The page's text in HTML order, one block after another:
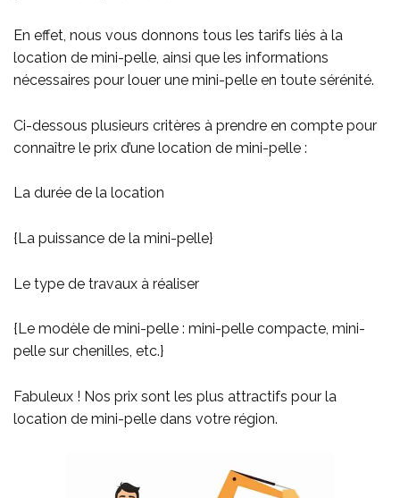
En effet, nous vous donnons tous les tarifs liés à la
location de mini-pelle, ainsi que les informations
nécessaires pour louer une mini-pelle en toute sérénité.
Ci-dessous plusieurs critères à prendre en compte pour
connaître le prix d’une location de mini-pelle :
La durée de la location
{La puissance de la mini-pelle}
Le type de travaux à réaliser
{Le modèle de mini-pelle : mini-pelle compacte, mini-
pelle sur chenilles, etc.}
Fabuleux ! Nos prix sont les plus attractifs pour la
location de mini-pelle dans votre région.